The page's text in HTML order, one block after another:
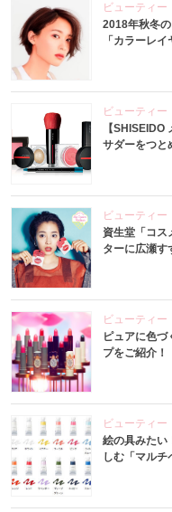
ビューティー
2018年秋冬
「カラーレ
ビューティー
【
サダーをつ
ビューティー
資生堂「コス
ターに広瀬す
ビューティー
ピュアに色
プをご紹介！
ビューティー
絵の具みたい
しむ「マル